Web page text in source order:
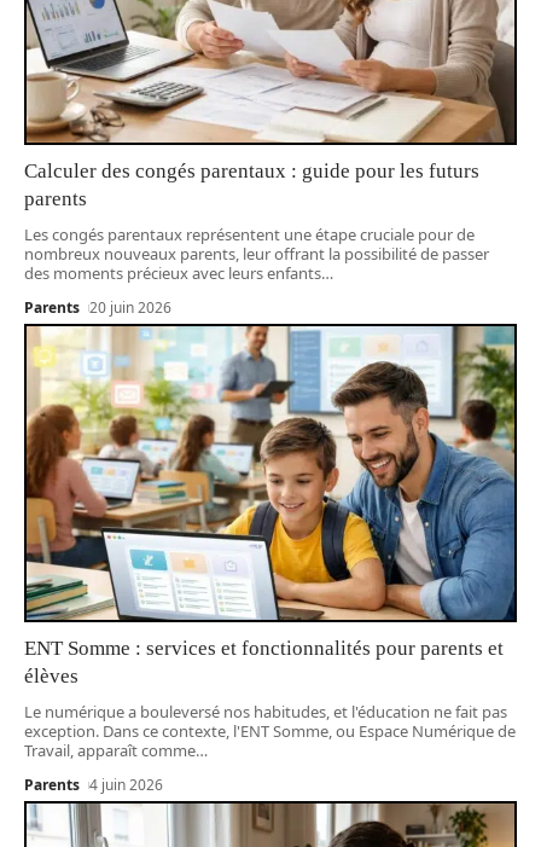
Calculer des congés parentaux : guide pour les futurs
parents
Les congés parentaux représentent une étape cruciale pour de
nombreux nouveaux parents, leur offrant la possibilité de passer
des moments précieux avec leurs enfants…
Parents 20 juin 2026
ENT Somme : services et fonctionnalités pour parents et
élèves
Le numérique a bouleversé nos habitudes, et l'éducation ne fait pas
exception. Dans ce contexte, l'ENT Somme, ou Espace Numérique de
Travail, apparaît comme…
Parents 4 juin 2026